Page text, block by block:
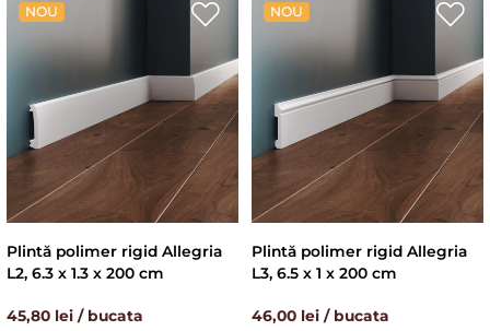
NOU
Plintă polimer rigid Allegria
L2, 6.3 x 1.3 x 200 cm
45,80 lei / bucata
NOU
Plintă polimer rigid Allegria
L3, 6.5 x 1 x 200 cm
46,00 lei / bucata